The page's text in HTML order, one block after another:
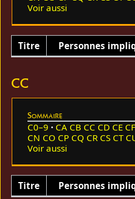
Voir aussi
Titre Personnes
CC
Sommaire
C0–9 CA CB CC CD CE CF
CN CO CP CQ CR CS CT
Voir aussi
Titre Personnes